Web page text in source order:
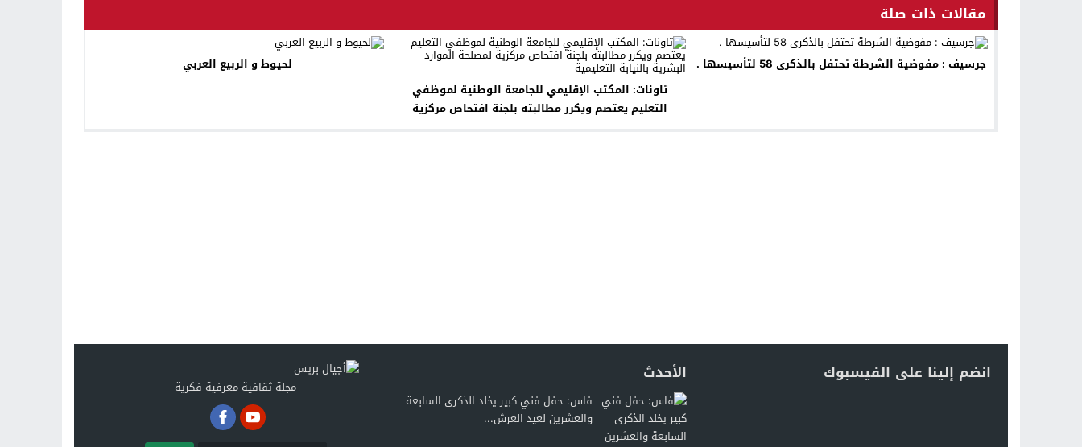
مقالات ذات صلة
جرسيف : مفوضية الشرطة تحتفل بالذكرى 58 لتأسيسها .
تاونات: المكتب الإقليمي للجامعة الوطنية لموظفي
التعليم يعتصم ويكرر مطالبته بلجنة افتحاص مركزية
لمصلحة الموارد البشرية بالنيابة التعليمية
لحيوط و الربيع العربي
انضم إلينا على الفيسبوك الأحدث
فاس: حفل فني كبير يخلد الذكرى السابعة
والعشرين لعيد العرش...
مجلة ثقافية معرفية فكرية